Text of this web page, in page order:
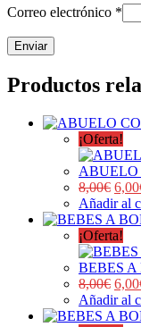
Correo electrónico *
Productos
¡Oferta!
ABUELO
8,00€ 6,00
Añadir al
¡Oferta!
BEBES A
8,00€ 6,00
Añadir al